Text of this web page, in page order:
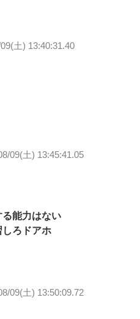
土) 13:40:31.40
09(土) 13:45:41.05
る能力はない
ろドアホ
09(土) 13:50:09.72